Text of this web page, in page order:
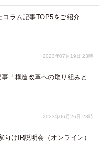
コラム記事TOP5をご紹介
2023年07月19日 23時
「構造改革への取り組みと
2023年06月26日 23時
向けIR説明会（オンライン）